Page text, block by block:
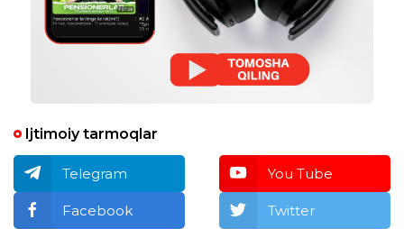
Ijtimoiy tarmoqlar
Telegram You Tube
Facebook Twitter